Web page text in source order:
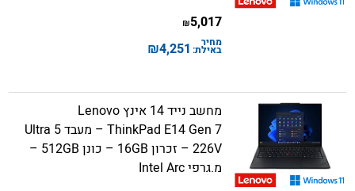
5,017
₪
מחיר
באילת: 4,251
₪
מחשב נייד 14 אינץ Lenovo
ThinkPad E14 Gen 7 – מעבד Ultra 5
226V – זכרון 16GB – כונן 512GB –
מ.גרפי Intel Arc